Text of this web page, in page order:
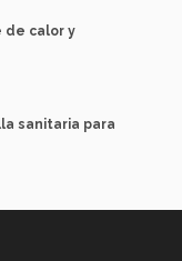
de calor y
sanitaria para